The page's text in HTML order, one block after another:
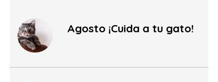
Agosto ¡Cuida a tu gato!